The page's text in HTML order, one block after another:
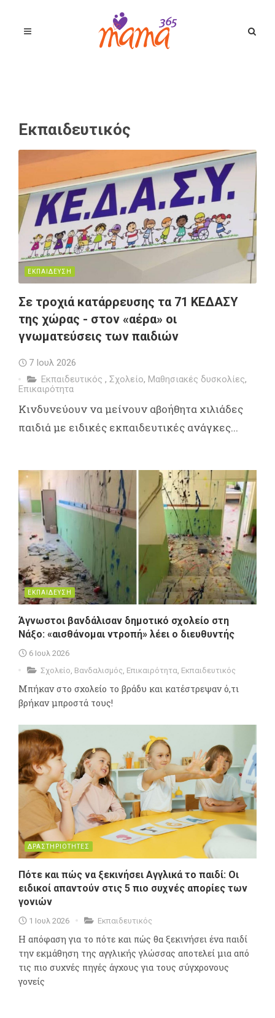
Εκπαιδευτικός
ΕΚΠΑΙΔΕΥΣΗ
Σε τροχιά κατάρρευσης τα 71 ΚΕΔΑΣΥ
της χώρας - στον «αέρα» οι
γνωματεύσεις των παιδιών
7 Ιουλ 2026
Εκπαιδευτικός , Σχολείο, Μαθησιακές δυσκολίες,
Επικαιρότητα
Κινδυνεύουν να μείνουν αβοήθητα χιλιάδες
παιδιά με ειδικές εκπαιδευτικές ανάγκες...
ΕΚΠΑΙΔΕΥΣΗ
Άγνωστοι βανδάλισαν δημοτικό σχολείο στη
Νάξο: «αισθάνομαι ντροπή» λέει ο διευθυντής
6 Ιουλ 2026
Σχολείο Βανδαλισμός Επικαιρότητα Εκπαιδευτικός
Μπήκαν στο σχολείο το βράδυ και κατέστρεψαν ό,τι
βρήκαν μπροστά τους!
ΔΡΑΣΤΗΡΙΟΤΗΤΕΣ
Πότε και πώς να ξεκινήσει Αγγλικά το παιδί: Οι
ειδικοί απαντούν στις 5 πιο συχνές απορίες των
γονιών
1 Ιουλ 2026 Εκπαιδευτικός
Η απόφαση για το πότε και πώς θα ξεκινήσει ένα παιδί
την εκμάθηση της αγγλικής γλώσσας αποτελεί μια από
τις πιο συχνές πηγές άγχους για τους σύγχρονους
γονείς